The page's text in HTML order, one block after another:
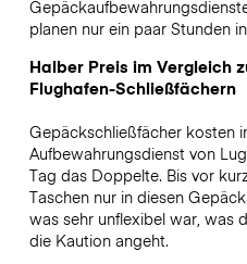
planen nur ein paar Stunden
Halber Preis im Vergleich
Flughafen-Schließfächern
Gepäckschließfächer kosten
Aufbewahrungsdienst von
Tag das Doppelte. Bis vor
Taschen nur in diesen
was sehr unflexibel war, was
die Kaution angeht.